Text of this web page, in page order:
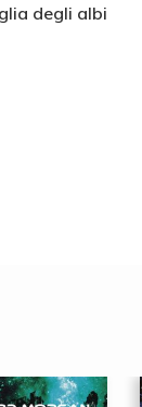
degli albi